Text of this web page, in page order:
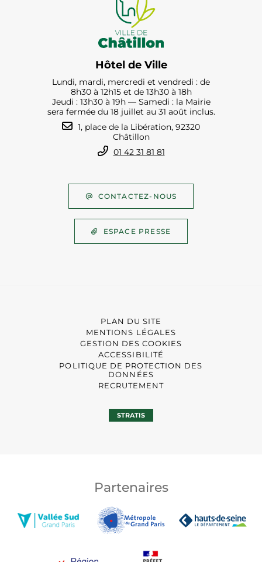
Hôtel de Ville
Lundi, mardi, mercredi et vendredi : de
8h30 à 12h15 et de 13h30 à 18h
Jeudi : 13h30 à 19h — Samedi : la Mairie
sera fermée du 18 juillet au 31 août inclus.
1, place de la Libération, 92320
Châtillon
01 42 31 81 81
CONTACTEZ-NOUS
ESPACE PRESSE
PLAN DU SITE
MENTIONS LÉGALES
GESTION DES COOKIES
ACCESSIBILITÉ
POLITIQUE DE PROTECTION DES
DONNÉES
RECRUTEMENT
STRATIS
Partenaires